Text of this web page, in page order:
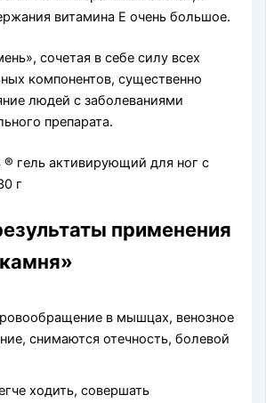
витамина Е очень большое.
сочетая в себе силу всех
компонентов, существенно
людей с заболеваниями
препарата.
применения
в мышцах, венозное
снимаются отечность, болевой
ходить, совершать